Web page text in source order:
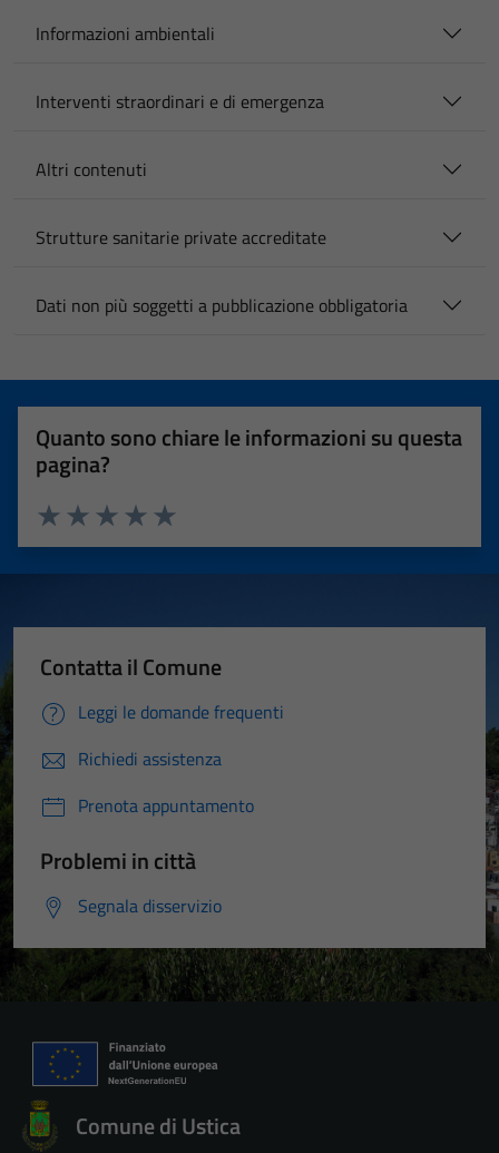
Informazioni ambientali
Interventi straordinari e di emergenza
Altri contenuti
Strutture sanitarie private accreditate
Dati non più soggetti a pubblicazione obbligatoria
Quanto sono chiare le informazioni su questa
pagina?
Valuta 5 stelle su 5
Valuta 4 stelle su 5
Valuta 3 stelle su 5
Valuta 2 stelle su 5
Valuta 1 stelle su 5
Contatta il Comune
Leggi le domande frequenti
Richiedi assistenza
Prenota appuntamento
Problemi in città
Segnala disservizio
Comune di Ustica